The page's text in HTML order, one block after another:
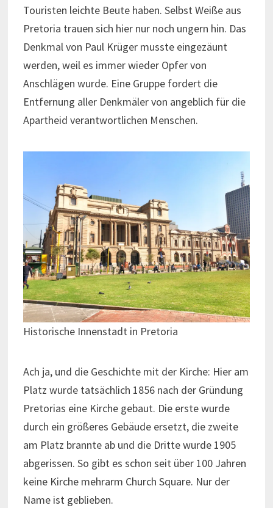
Touristen leichte Beute haben. Selbst Weiße aus
Pretoria trauen sich hier nur noch ungern hin. Das
Denkmal von Paul Krüger musste eingezäunt
werden, weil es immer wieder Opfer von
Anschlägen wurde. Eine Gruppe fordert die
Entfernung aller Denkmäler von angeblich für die
Apartheid verantwortlichen Menschen.
Historische Innenstadt in Pretoria
Ach ja, und die Geschichte mit der Kirche: Hier am
Platz wurde tatsächlich 1856 nach der Gründung
Pretorias eine Kirche gebaut. Die erste wurde
durch ein größeres Gebäude ersetzt, die zweite
am Platz brannte ab und die Dritte wurde 1905
abgerissen. So gibt es schon seit über 100 Jahren
keine Kirche mehrarm Church Square. Nur der
Name ist geblieben.